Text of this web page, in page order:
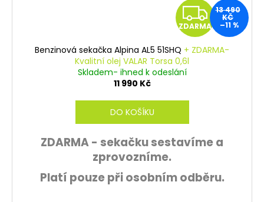
Z
D
A
ZDARMA
13 490
KČ
–11 %
Benzinová sekačka Alpina AL5 51SHQ + ZDARMA-
Kvalitní olej VALAR Torsa 0,6l
Skladem- ihned k odeslání
11 990 Kč
DO KOŠÍKU
ZDARMA - sekačku sestavíme a
zprovozníme.
Platí pouze při osobním odběru.